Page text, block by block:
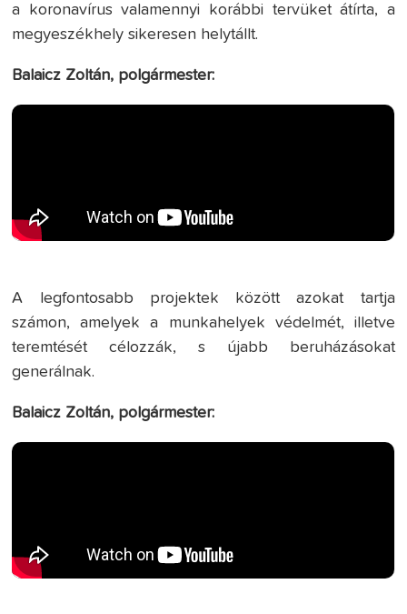
a koronavírus valamennyi korábbi tervüket átírta, a
megyeszékhely sikeresen helytállt.
Balaicz Zoltán, polgármester:
A legfontosabb projektek között azokat tartja
számon, amelyek a munkahelyek védelmét, illetve
teremtését célozzák, s újabb beruházásokat
generálnak.
Balaicz Zoltán, polgármester: